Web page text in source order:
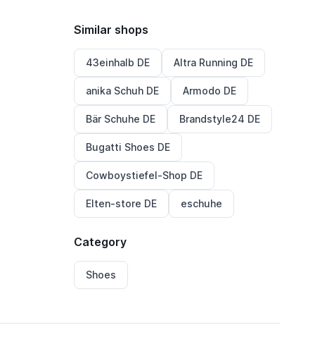
Similar shops
43einhalb DE Altra Running DE
anika Schuh DE Armodo DE
Bär Schuhe DE Brandstyle24 DE
Bugatti Shoes DE
Cowboystiefel-Shop DE
Elten-store DE eschuhe
Category
Shoes